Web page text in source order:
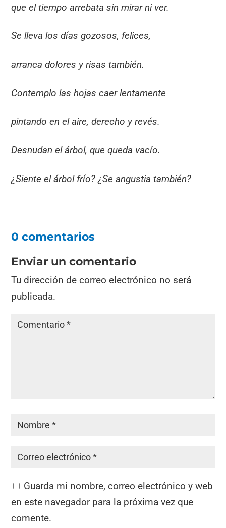
que el tiempo arrebata sin mirar ni ver.
Se lleva los días gozosos, felices,
arranca dolores y risas también.
Contemplo las hojas caer lentamente
pintando en el aire, derecho y revés.
Desnudan el árbol, que queda vacío.
¿Siente el árbol frío? ¿Se angustia también?
0 comentarios
Enviar un comentario
Tu dirección de correo electrónico no será
publicada.
Guarda mi nombre, correo electrónico y web
en este navegador para la próxima vez que
comente.